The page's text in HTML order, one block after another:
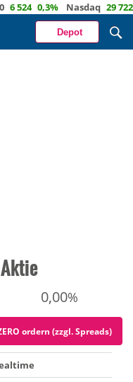
0,3% Nasdaq 29 722
Depot
0,00%
ordern (zzgl. Spreads)